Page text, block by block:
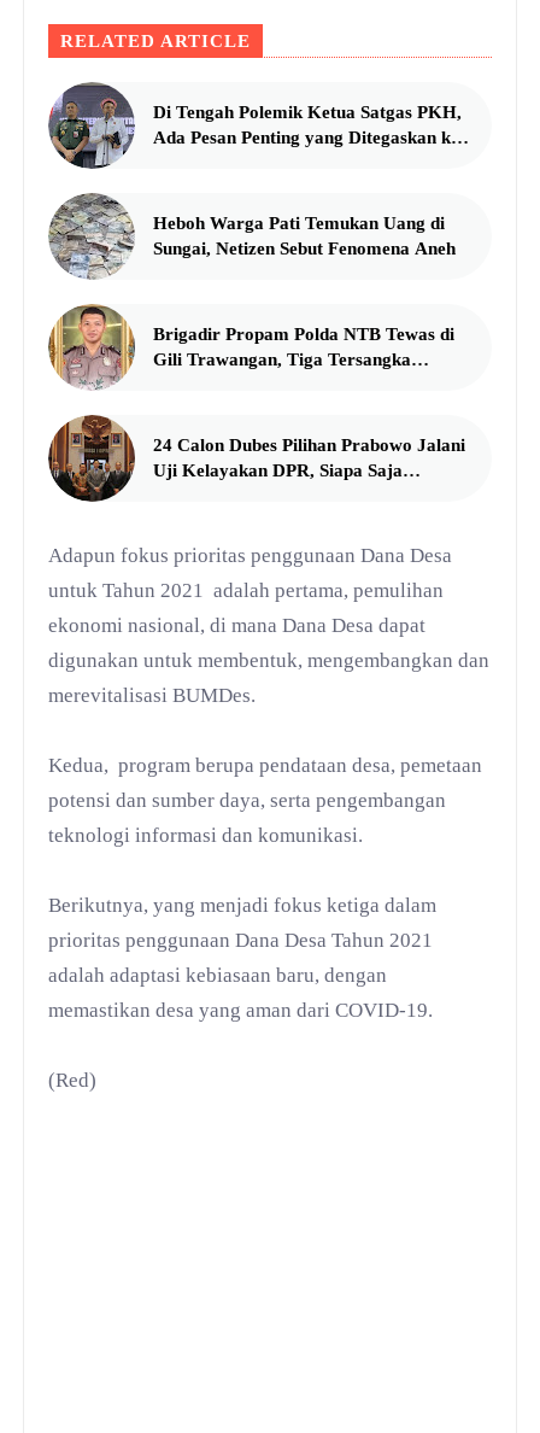
RELATED ARTICLE
Di Tengah Polemik Ketua Satgas PKH,
Ada Pesan Penting yang Ditegaskan ke
Heboh Warga Pati Temukan Uang di
Sungai, Netizen Sebut Fenomena Aneh
Brigadir Propam Polda NTB Tewas di
Gili Trawangan, Tiga Tersangka
24 Calon Dubes Pilihan Prabowo Jalani
Uji Kelayakan DPR, Siapa Saja
Adapun fokus prioritas penggunaan Dana Desa
untuk Tahun 2021 adalah pertama, pemulihan
ekonomi nasional, di mana Dana Desa dapat
digunakan untuk membentuk, mengembangkan dan
merevitalisasi BUMDes.
Kedua, program berupa pendataan desa, pemetaan
potensi dan sumber daya, serta pengembangan
teknologi informasi dan komunikasi.
Berikutnya, yang menjadi fokus ketiga dalam
prioritas penggunaan Dana Desa Tahun 2021
adalah adaptasi kebiasaan baru, dengan
memastikan desa yang aman dari COVID-19.
(Red)